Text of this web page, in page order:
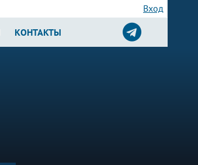
Вход
КОНТАКТЫ